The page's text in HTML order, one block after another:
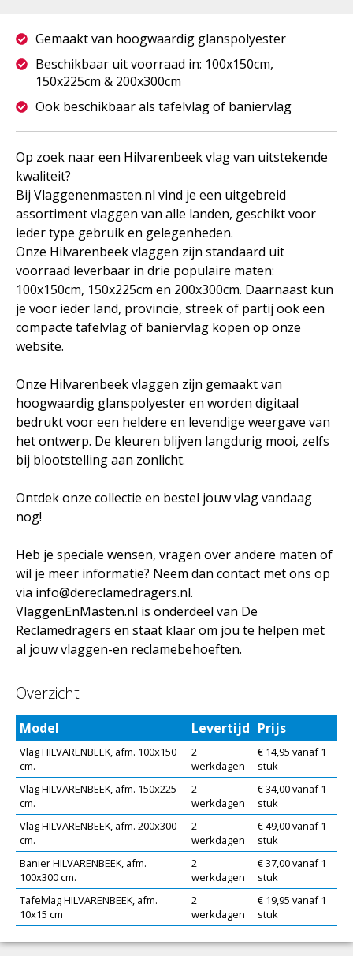
Op zoek naar een Hilvarenbeek vlag van uitstekende
kwaliteit?
Bij Vlaggenenmasten.nl vind je een uitgebreid
assortiment vlaggen van alle landen, geschikt voor
ieder type gebruik en gelegenheden.
Onze Hilvarenbeek vlaggen zijn standaard uit
voorraad leverbaar in drie populaire maten:
100x150cm, 150x225cm en 200x300cm. Daarnaast kun
je voor ieder land, provincie, streek of partij ook een
compacte tafelvlag of baniervlag kopen op onze
website.
Onze Hilvarenbeek vlaggen zijn gemaakt van
hoogwaardig glanspolyester en worden digitaal
bedrukt voor een heldere en levendige weergave van
het ontwerp. De kleuren blijven langdurig mooi, zelfs
bij blootstelling aan zonlicht.
Ontdek onze collectie en bestel jouw vlag vandaag
nog!
Heb je speciale wensen, vragen over andere maten of
wil je meer informatie? Neem dan contact met ons op
via info@dereclamedragers.nl.
VlaggenEnMasten.nl is onderdeel van De
Reclamedragers en staat klaar om jou te helpen met
al jouw vlaggen-en reclamebehoeften.
Gemaakt van hoogwaardig glanspolyester
Beschikbaar uit voorraad in: 100x150cm,
150x225cm & 200x300cm
Ook beschikbaar als tafelvlag of baniervlag
Overzicht
Model Levertijd Prijs
Vlag HILVARENBEEK, afm. 100x150
cm.
2
werkdagen
€ 14,95 vanaf 1
stuk
Vlag HILVARENBEEK, afm. 150x225
cm.
2
werkdagen
€ 34,00 vanaf 1
stuk
Vlag HILVARENBEEK, afm. 200x300
cm.
2
werkdagen
€ 49,00 vanaf 1
stuk
Banier HILVARENBEEK, afm.
100x300 cm.
2
werkdagen
€ 37,00 vanaf 1
stuk
Tafelvlag HILVARENBEEK, afm.
10x15 cm
2
werkdagen
€ 19,95 vanaf 1
stuk